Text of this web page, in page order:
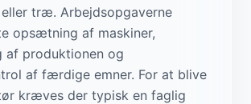
træ. Arbejdsopgaverne
opsætning af maskiner,
af produktionen og
af færdige emner. For at blive
kræves der typisk en faglig